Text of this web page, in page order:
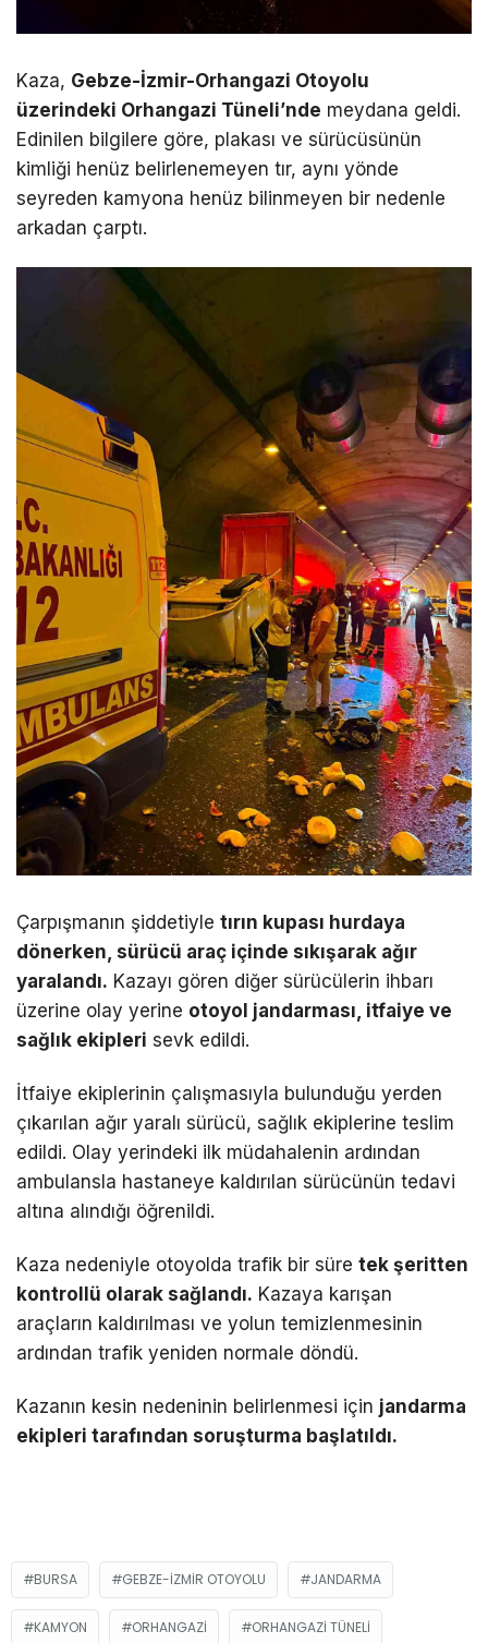
Kaza, Gebze-İzmir-Orhangazi Otoyolu
üzerindeki Orhangazi Tüneli’nde meydana geldi.
Edinilen bilgilere göre, plakası ve sürücüsünün
kimliği henüz belirlenemeyen tır, aynı yönde
seyreden kamyona henüz bilinmeyen bir nedenle
arkadan çarptı.
Çarpışmanın şiddetiyle tırın kupası hurdaya
dönerken, sürücü araç içinde sıkışarak ağır
yaralandı. Kazayı gören diğer sürücülerin ihbarı
üzerine olay yerine otoyol jandarması, itfaiye ve
sağlık ekipleri sevk edildi.
İtfaiye ekiplerinin çalışmasıyla bulunduğu yerden
çıkarılan ağır yaralı sürücü, sağlık ekiplerine teslim
edildi. Olay yerindeki ilk müdahalenin ardından
ambulansla hastaneye kaldırılan sürücünün tedavi
altına alındığı öğrenildi.
Kaza nedeniyle otoyolda trafik bir süre tek şeritten
kontrollü olarak sağlandı. Kazaya karışan
araçların kaldırılması ve yolun temizlenmesinin
ardından trafik yeniden normale döndü.
Kazanın kesin nedeninin belirlenmesi için jandarma
ekipleri tarafından soruşturma başlatıldı.
BURSA GEBZE-İZMIR OTOYOLU JANDARMA
KAMYON ORHANGAZI ORHANGAZI TÜNELI